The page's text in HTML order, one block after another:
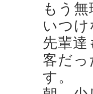
もう
いつ
先輩
客だ
す。